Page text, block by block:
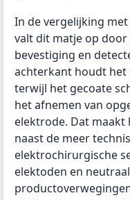
In de vergelijking
valt dit matje op
bevestiging en
achterkant houdt het
terwijl het gecoate
het afnemen van
elektrode. Dat maakt
naast de meer
elektrochirurgische
elektoden en